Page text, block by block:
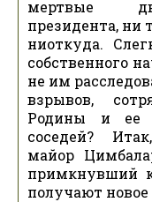
мертвые
президента, ни
ниоткуда.
собственного
не им
взрывов,
Родины и ее
соседей?
майор
примкнувший
получают новое